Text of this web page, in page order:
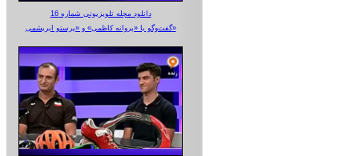
دانلود مجله تلویزیونی شماره 16
گفت‌وگو با «پروانه کاظمی» و «پرستو‌ ابریشمی»